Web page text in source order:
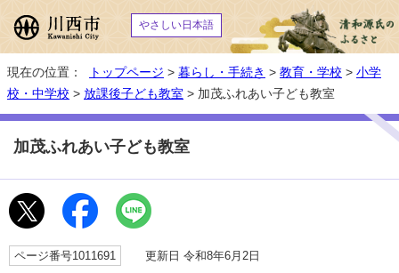
やさしい日本語
現在の位置： トップページ > 暮らし・手続き > 教育・学校 > 小学
校・中学校 > 放課後子ども教室 > 加茂ふれあい子ども教室
加茂ふれあい子ども教室
ページ番号1011691 更新日 令和8年6月2日